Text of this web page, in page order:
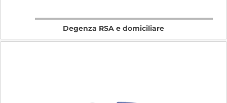
Degenza RSA e domiciliare